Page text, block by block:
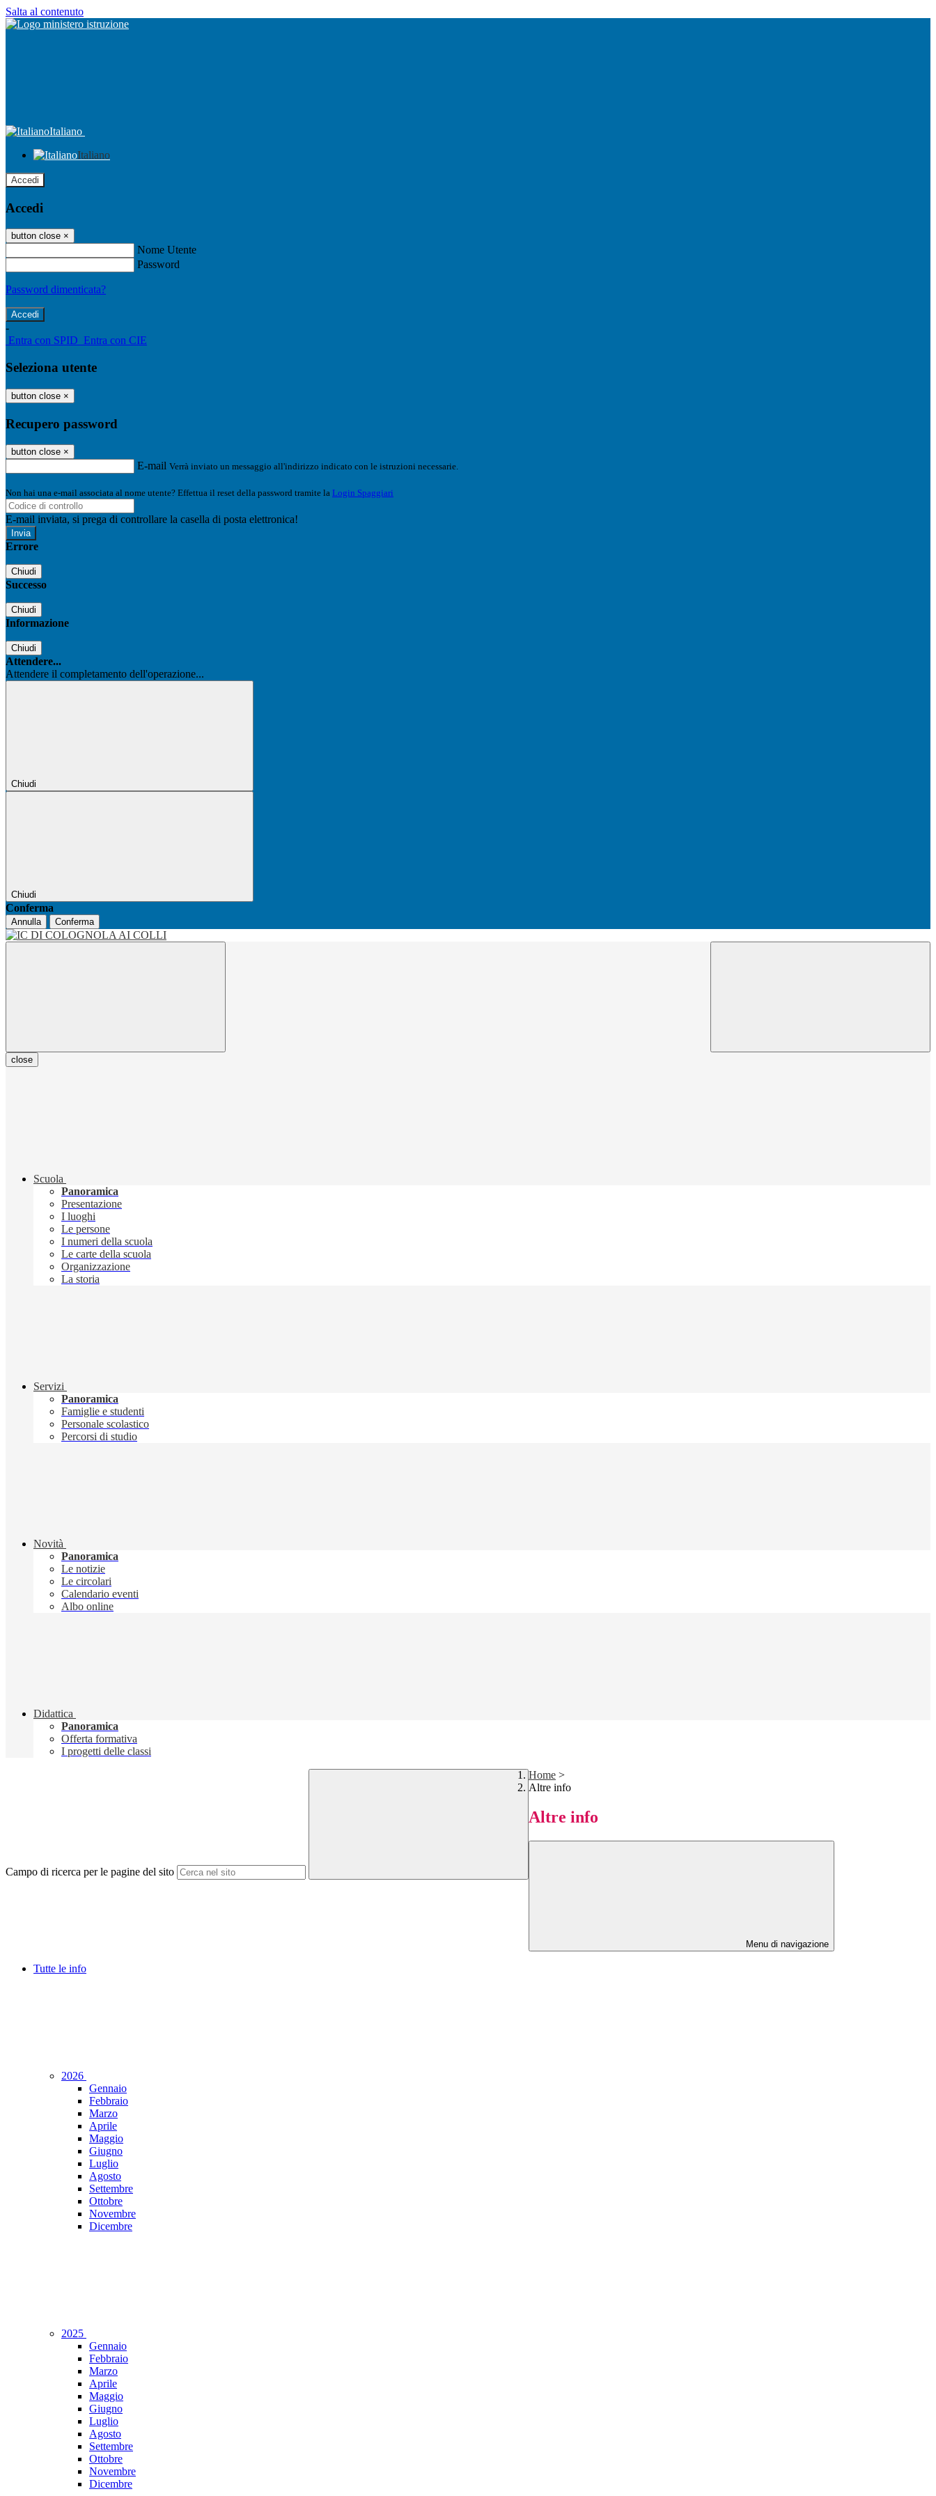
Salta al contenuto
Italiano
Italiano
Accedi
Accedi
button close ×
Nome Utente
Password
Password dimenticata?
-
Entra con SPID Entra con CIE
Seleziona utente
button close ×
Recupero password
button close ×
E-mail Verrà inviato un messaggio all'indirizzo indicato con le istruzioni necessarie.
Non hai una e-mail associata al nome utente? Effettua il reset della password tramite la Login Spaggiari
E-mail inviata, si prega di controllare la casella di posta elettronica!
Errore
Chiudi
Successo
Chiudi
Informazione
Chiudi
Attendere...
Attendere il completamento dell'operazione...
Chiudi
Chiudi
Conferma
Annulla Conferma
close
Scuola
Panoramica
Presentazione
I luoghi
Le persone
I numeri della scuola
Le carte della scuola
Organizzazione
La storia
Servizi
Panoramica
Famiglie e studenti
Personale scolastico
Percorsi di studio
Novità
Panoramica
Le notizie
Le circolari
Calendario eventi
Albo online
Didattica
Panoramica
Offerta formativa
I progetti delle classi
Campo di ricerca per le pagine del sito
Home >
Altre info
Altre info
Menu di navigazione
Tutte le info
2026
Gennaio
Febbraio
Marzo
Aprile
Maggio
Giugno
Luglio
Agosto
Settembre
Ottobre
Novembre
Dicembre
2025
Gennaio
Febbraio
Marzo
Aprile
Maggio
Giugno
Luglio
Agosto
Settembre
Ottobre
Novembre
Dicembre